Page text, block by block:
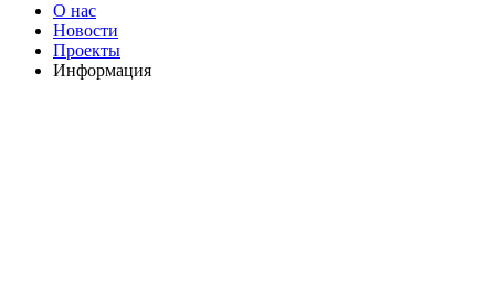
О нас
Новости
Проекты
Информация